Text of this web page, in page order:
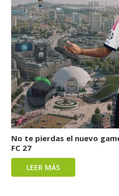
No te pierdas el nuevo
FC 27
LEER MÁS